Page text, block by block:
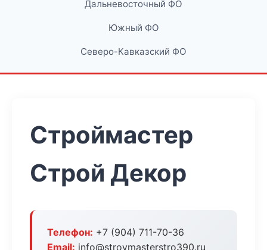
Дальневосточный ФО
Южный ФО
Северо-Кавказский ФО
Строймастер
Строй Декор
Телефон: +7 (904) 711-70-36
Email: info@stroymasterstro390.ru